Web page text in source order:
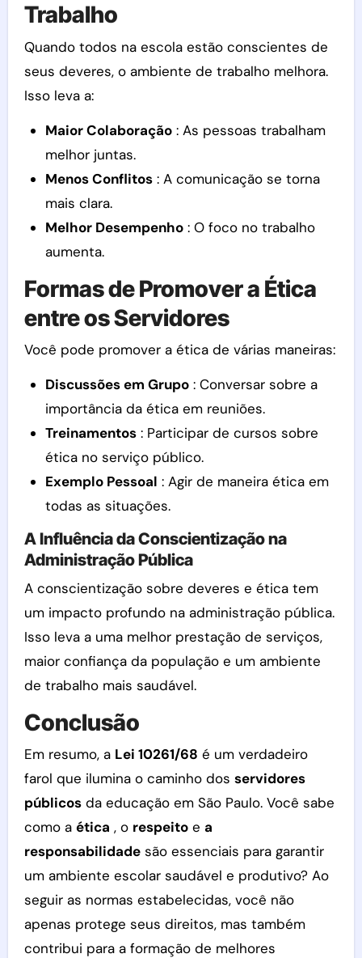
Trabalho
Quando todos na escola estão conscientes de
seus deveres, o ambiente de trabalho melhora.
Isso leva a:
Maior Colaboração: As pessoas trabalham
melhor juntas.
Menos Conflitos: A comunicação se torna
mais clara.
Melhor Desempenho: O foco no trabalho
aumenta.
Formas de Promover a Ética
entre os Servidores
Você pode promover a ética de várias maneiras:
Discussões em Grupo: Conversar sobre a
importância da ética em reuniões.
Treinamentos: Participar de cursos sobre
ética no serviço público.
Exemplo Pessoal : Agir de maneira ética em
todas as situações.
A Influência da Conscientização na
Administração Pública
A conscientização sobre deveres e ética tem
um impacto profundo na administração pública.
Isso leva a uma melhor prestação de serviços,
maior confiança da população e um ambiente
de trabalho mais saudável.
Conclusão
Em resumo, a Lei 10261/68 é um verdadeiro
farol que ilumina o caminho dos servidores
públicosda educação em São Paulo. Você sabe
como a ética , o respeitoe a
responsabilidadesão essenciais para garantir
um ambiente escolar saudável e produtivo? Ao
seguir as normas estabelecidas, você não
apenas protege seus direitos, mas também
contribui para a formação de melhores